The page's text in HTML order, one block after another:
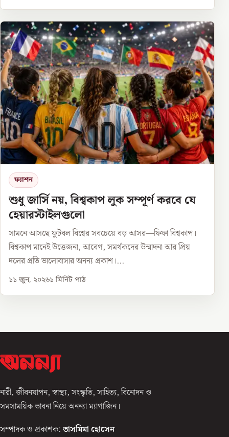
ফ্যাশন
শুধু জার্সি নয়, বিশ্বকাপ লুক সম্পূর্ণ করবে যে
হেয়ারস্টাইলগুলো
সামনে আসছে ফুটবল বিশ্বের সবচেয়ে বড় আসর—ফিফা বিশ্বকাপ।
বিশ্বকাপ মানেই উত্তেজনা, আবেগ, সমর্থকদের উন্মাদনা আর প্রিয়
দলের প্রতি ভালোবাসার অনন্য প্রকাশ।...
১১ জুন, ২০২৬১ মিনিট পাঠ
নারী, জীবনযাপন, স্বাস্থ্য, সংস্কৃতি, সাহিত্য, বিনোদন ও
সমসাময়িক ভাবনা নিয়ে অনন্যা ম্যাগাজিন।
সম্পাদক ও প্রকাশক: তাসমিমা হোসেন